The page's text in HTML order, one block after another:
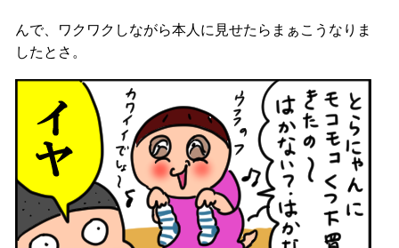
んで、ワクワクしながら本人に見せたらまぁこうなりま
したとさ。